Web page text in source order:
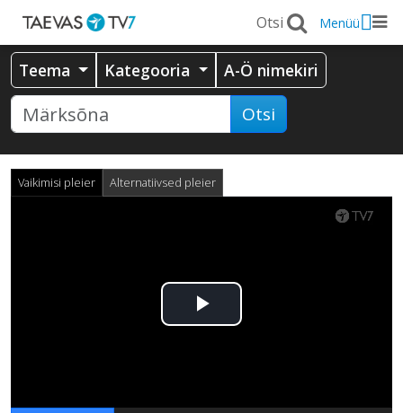
Menüü
Teema Kategooria A-Ö nimekiri
Otsi
Vaikimisi pleier Alternatiivsed pleier
Esita